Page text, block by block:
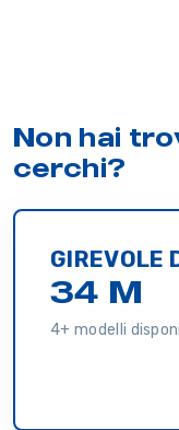
Non hai
cerchi?
GIREVOLE
34 M
4+ modelli